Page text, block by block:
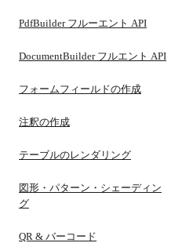
PdfBuilder フルーエント API
DocumentBuilder フルエント API
フォームフィールドの作成
注釈の作成
テーブルのレンダリング
図形・パターン・シェーディン
グ
QR & バーコード